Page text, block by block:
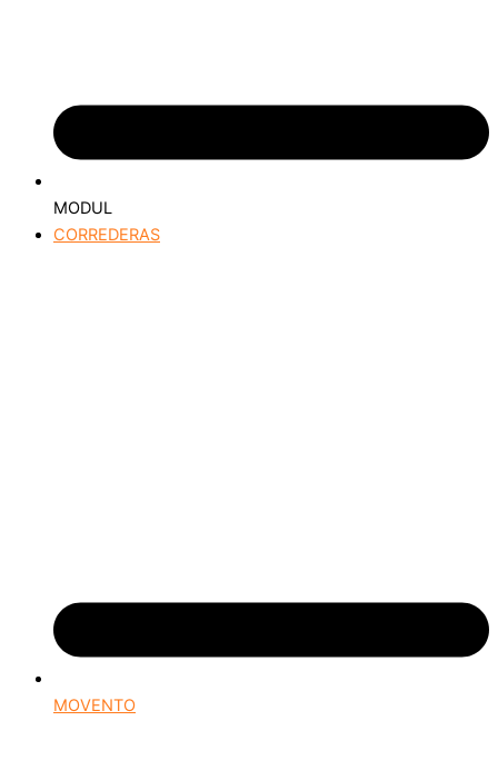
MODUL
CORREDERAS
MOVENTO